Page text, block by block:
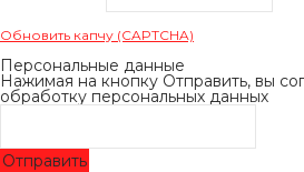
Обновить капчу (CAPTCHA)
Персональные данные
Нажимая на кнопку Отправить, вы
обработку персональных данных
Отправить